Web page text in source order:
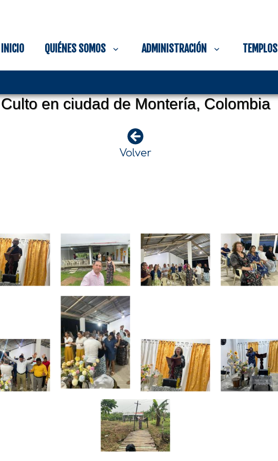
INICIO QUIÉNES SOMOS ADMINISTRACIÓN TEMPLOS
Culto en ciudad de Montería, Colombia
Volver